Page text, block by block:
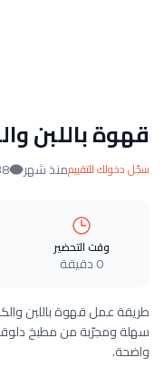
قهوة باللبن
سجّل دخولك للتقييممنذ شهر 38
وقت التحضير
0 دقيقة
واضحة.